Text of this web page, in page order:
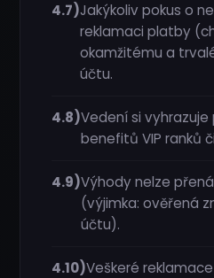
4.7)Jakýkoliv pokus o
reklamaci platby
okamžitému a
účtu.
4.8)Vedení si
benefitů VIP ranků
4.9)Výhody nelze
(výjimka: ověřená
účtu).
4.10)Veškeré